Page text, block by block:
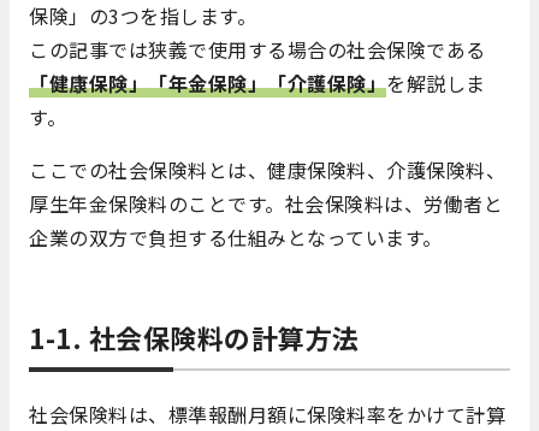
保険」の3つを指します。
この記事では狭義で使用する場合の社会保険である
「健康保険」「年金保険」「介護保険」を解説しま
す。
ここでの社会保険料とは、健康保険料、介護保険料、
厚生年金保険料のことです。社会保険料は、労働者と
企業の双方で負担する仕組みとなっています。
1-1. 社会保険料の計算方法
社会保険料は、標準報酬月額に保険料率をかけて計算